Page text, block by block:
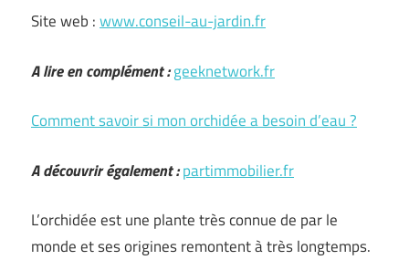
Site web :www.conseil-au-jardin.fr
A lire en complément :geeknetwork.fr
Comment savoir si mon orchidée a besoin d’eau ?
A découvrir également :partimmobilier.fr
L’orchidée est une plante très connue de par le
monde et ses origines remontent à très longtemps.